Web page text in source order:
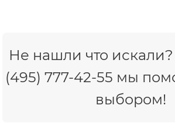
Не нашли что искали?
(495) 777-42-55 мы
выбором!